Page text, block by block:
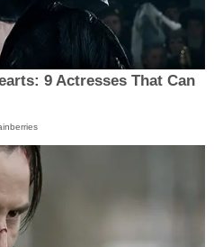
9 Actresses That Can